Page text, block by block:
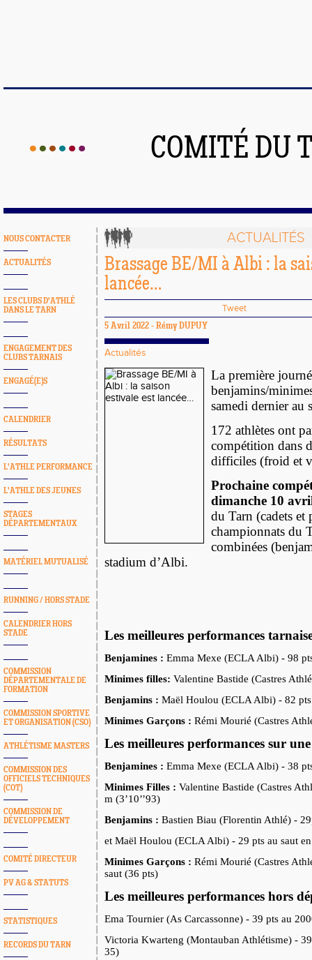
COMITÉ DU
NOUS CONTACTER
ACTUALITÉS
LES CLUBS D'ATHLÉ
DANS LE TARN
ENGAGEMENT DES
CLUBS TARNAIS
ENGAGÉ(E)S
CALENDRIER
RÉSULTATS
L'ATHLE PERFORMANCE
L'ATHLE DES JEUNES
STAGES
DÉPARTEMENTAUX
MATÉRIEL MUTUALISÉ
RUNNING / HORS STADE
CALENDRIER HORS
STADE
COMMISSION
DÉPARTEMENTALE DE
FORMATION
COMMISSION SPORTIVE
ET ORGANISATION (CSO)
ATHLÉTISME MASTERS
COMMISSION DES
OFFICIELS TECHNIQUES
(COT)
COMMISSION DE
DÉVELOPPEMENT
COMITÉ DIRECTEUR
PV AG & STATUTS
STATISTIQUES
RECORDS DU TARN
ACTUALITÉS
Brassage BE/MI à Albi : la
lancée…
Tweet
5 Avril 2022 - Rémy DUPUY
Actualités
La première
benjamins/
samedi dernier au
172 athlètes ont
compétition dans
difficiles (froid et
Prochaine
dimanche 10
du Tarn (cadets et
championnats du
combinées
stadium d’Albi.
Les meilleures performances
Benjamines : Emma Mexe (ECLA Albi) - 98
Minimes filles: Valentine Bastide (Castres
Benjamins : Maël Houlou (ECLA Albi) - 82 pts
Minimes Garçons : Rémi Mourié (Castres
Les meilleures performances sur
Benjamines : Emma Mexe (ECLA Albi) - 38
Minimes Filles : Valentine Bastide (Castres
m (3’10’’93)
Benjamins : Bastien Biau (Florentin Athlé) -
et Maël Houlou (ECLA Albi) - 29 pts au saut
Minimes Garçons : Rémi Mourié (Castres
saut (36 pts)
Les meilleures performances hors
Ema Tournier (As Carcassonne) - 39 pts au
Victoria Kwarteng (Montauban Athlétisme) -
35)